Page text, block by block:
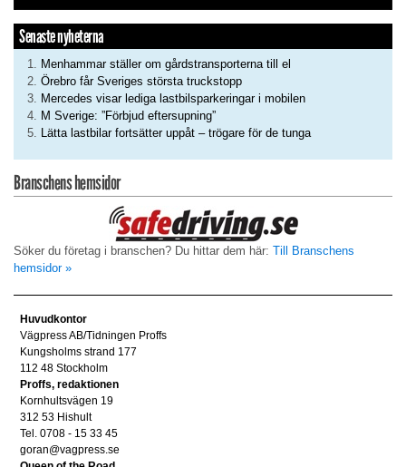
Senaste nyheterna
Menhammar ställer om gårdstransporterna till el
Örebro får Sveriges största truckstopp
Mercedes visar lediga lastbilsparkeringar i mobilen
M Sverige: ”Förbjud eftersupning”
Lätta lastbilar fortsätter uppåt – trögare för de tunga
Branschens hemsidor
Söker du företag i branschen? Du hittar dem här: Till Branschens
hemsidor »
Huvudkontor
Vägpress AB/Tidningen Proffs
Kungsholms strand 177
112 48 Stockholm
Proffs, redaktionen
Kornhultsvägen 19
312 53 Hishult
Tel. 0708 - 15 33 45
goran@vagpress.se